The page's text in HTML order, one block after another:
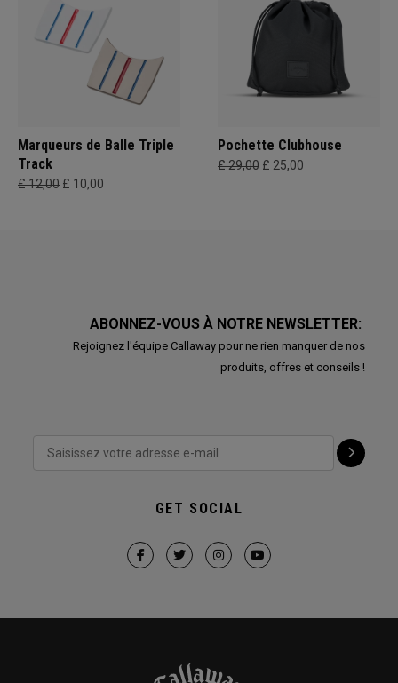
Marqueurs de Balle Triple
Track
£ 12,00 £ 10,00
Pochette Clubhouse
£ 29,00 £ 25,00
ABONNEZ-VOUS À NOTRE NEWSLETTER:
Rejoignez l'équipe Callaway pour ne rien manquer de nos
produits, offres et conseils !
GET SOCIAL